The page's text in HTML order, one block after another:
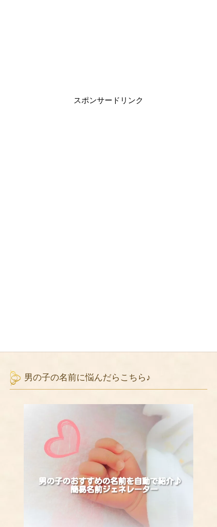
スポンサードリンク
男の子の名前に悩んだらこちら♪